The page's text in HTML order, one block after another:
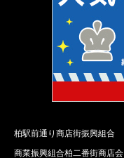
柏駅前通り商店街振興組合
商業振興組合柏二番街商店会